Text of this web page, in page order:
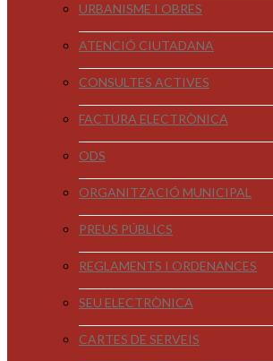
URBANISME I OBRES
ATENCIÓ CIUTADANA
CONSULTES ACTIVES
FACTURA ELECTRÒNICA
ODS
ORGANITZACIÓ MUNICIPAL
PREUS PÚBLICS
REGLAMENTS I ORDENANCES
SEU ELECTRÒNICA
CARTES DE SERVEIS